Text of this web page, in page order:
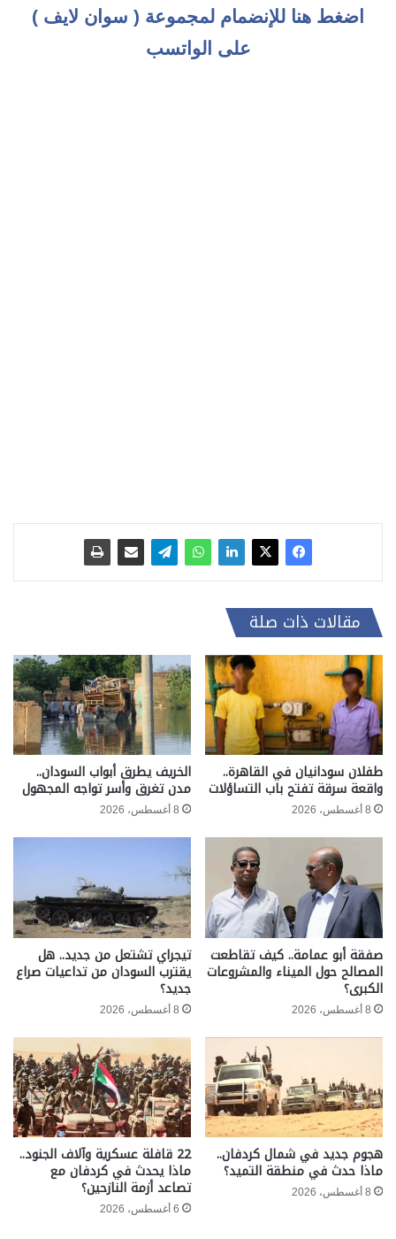
اضغط هنا للإنضمام لمجموعة ( سوان لايف )
على الواتسب
مقالات ذات صلة
طفلان سودانيان في القاهرة..
واقعة سرقة تفتح باب التساؤلات
8 أغسطس، 2026
الخريف يطرق أبواب السودان..
مدن تغرق وأسر تواجه المجهول
8 أغسطس، 2026
صفقة أبو عمامة.. كيف تقاطعت
المصالح حول الميناء والمشروعات
الكبرى؟
8 أغسطس، 2026
تيجراي تشتعل من جديد.. هل
يقترب السودان من تداعيات صراع
جديد؟
8 أغسطس، 2026
هجوم جديد في شمال كردفان..
ماذا حدث في منطقة التميد؟
8 أغسطس، 2026
22 قافلة عسكرية وآلاف الجنود..
ماذا يحدث في كردفان مع
تصاعد أزمة النازحين؟
6 أغسطس، 2026